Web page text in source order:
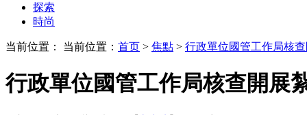
探索
時尚
当前位置： 当前位置： 首页 > 焦點 > 行政單位國管工作局核
行政單位國管工作局核查開展